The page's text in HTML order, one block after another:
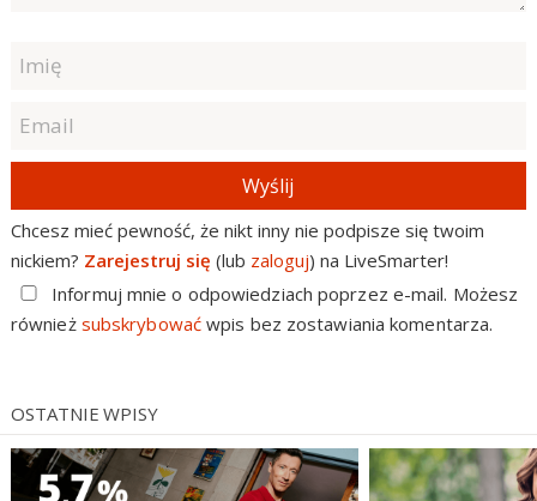
Wyślij
Chcesz mieć pewność, że nikt inny nie podpisze się twoim
nickiem? Zarejestruj się (lub zaloguj) na LiveSmarter!
Informuj mnie o odpowiedziach poprzez e-mail. Możesz
również subskrybowaćwpis bez zostawiania komentarza.
OSTATNIE WPISY